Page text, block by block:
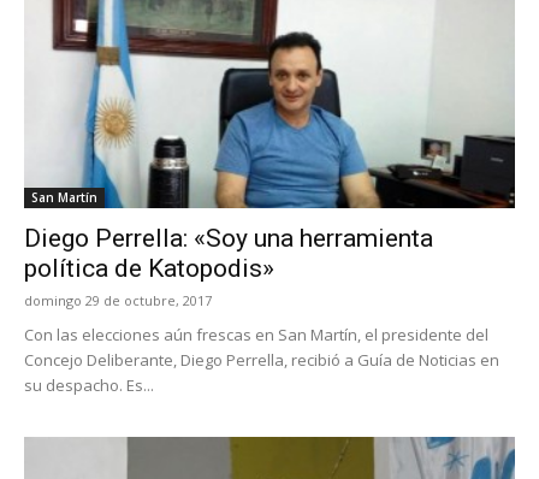
San Martín
Diego Perrella: «Soy una herramienta
política de Katopodis»
domingo 29 de octubre, 2017
Con las elecciones aún frescas en San Martín, el presidente del
Concejo Deliberante, Diego Perrella, recibió a Guía de Noticias en
su despacho. Es...